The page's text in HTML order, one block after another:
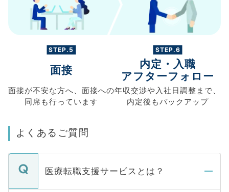
STEP.5
面接
面接が不安な方へ、 面接への
同席も行っています
STEP.6
内定・入職
アフターフォロー
年収交渉や入社日調整まで、
内定後もバックアップ
よくあるご質問
医療転職支援サービスとは？